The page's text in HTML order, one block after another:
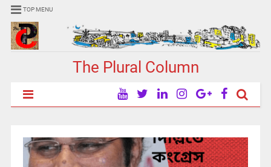
TOP MENU
The Plural Column